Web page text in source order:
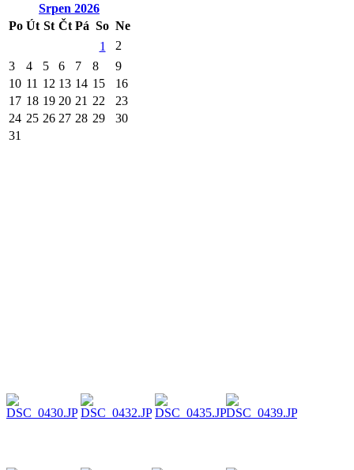
Srpen 2026
Po Út St Čt Pá So Ne
1
2
3
4 5 6 7 8
9
10 11 12 13 14 15
16
17 18 19 20 21 22
23
24 25 26 27 28 29
30
31